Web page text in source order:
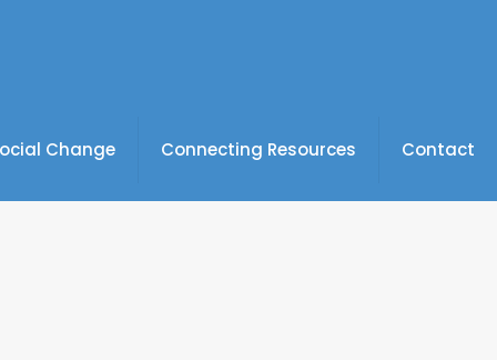
Change Connecting Resources Contact